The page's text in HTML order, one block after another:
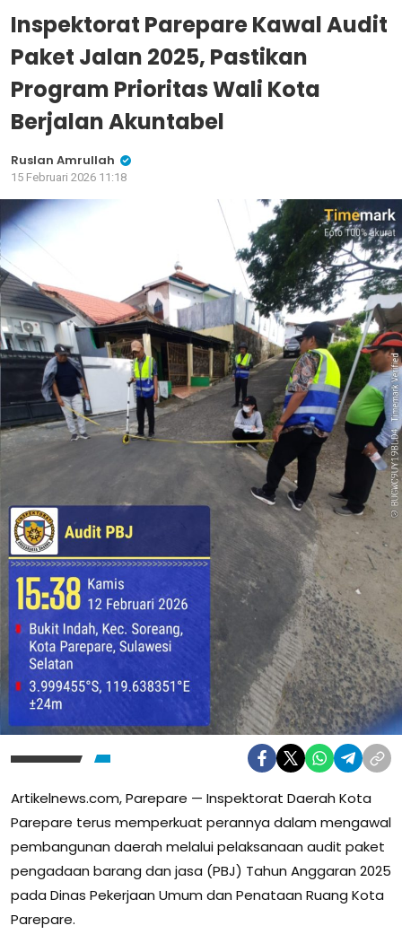
Inspektorat Parepare Kawal Audit
Paket Jalan 2025, Pastikan
Program Prioritas Wali Kota
Berjalan Akuntabel
Ruslan Amrullah
15 Februari 2026 11:18
Artikelnews.com, Parepare — Inspektorat Daerah Kota
Parepare terus memperkuat perannya dalam mengawal
pembangunan daerah melalui pelaksanaan audit paket
pengadaan barang dan jasa (PBJ) Tahun Anggaran 2025
pada Dinas Pekerjaan Umum dan Penataan Ruang Kota
Parepare.